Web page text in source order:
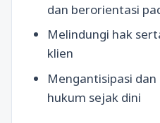
dan berorientasi
Melindungi hak
klien
Mengantisipasi
hukum sejak dini